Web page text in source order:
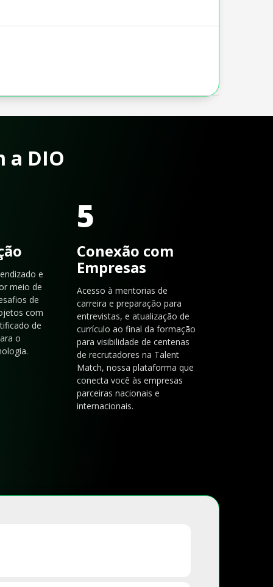
a DIO
e
meio de
de
com
de
o
5
Conexão com
Empresas
Acesso à mentorias de
carreira e preparação para
entrevistas, e atualização de
currículo ao final da formação
para visibilidade de centenas
de recrutadores na Talent
Match, nossa plataforma que
conecta você às empresas
parceiras nacionais e
internacionais.